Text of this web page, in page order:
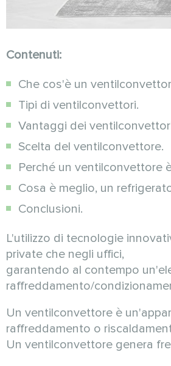
Contenuti:
Che cos'è un
Tipi di ventilconvettori.
Vantaggi dei
Scelta del ventilconvettore.
Perché un ventilconvettore
Cosa è meglio, un
Conclusioni.
L'utilizzo di tecnologie
private che negli uffici,
garantendo al contempo
raffreddamento/
Un ventilconvettore è
raffreddamento o
Un ventilconvettore genera